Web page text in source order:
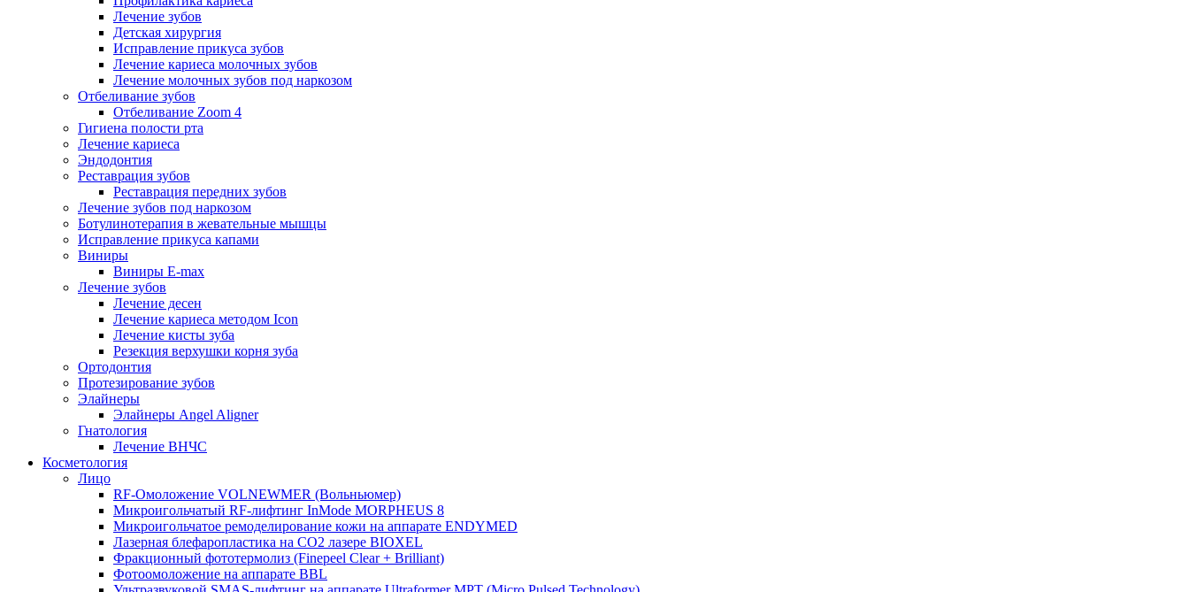
Лечение зубов
Детская хирургия
Исправление прикуса зубов
Лечение кариеса молочных зубов
Лечение молочных зубов под наркозом
Отбеливание зубов
Отбеливание Zoom 4
Гигиена полости рта
Лечение кариеса
Эндодонтия
Реставрация зубов
Реставрация передних зубов
Лечение зубов под наркозом
Ботулинотерапия в жевательные мышцы
Исправление прикуса капами
Виниры
Виниры E-max
Лечение зубов
Лечение десен
Лечение кариеса методом Icon
Лечение кисты зуба
Резекция верхушки корня зуба
Ортодонтия
Протезирование зубов
Элайнеры
Элайнеры Angel Aligner
Гнатология
Лечение ВНЧС
Косметология
Лицо
RF-Омоложение VOLNEWMER (Вольньюмер)
Микроигольчатый RF-лифтинг InMode MORPHEUS 8
Микроигольчатое ремоделирование кожи на аппарате ENDYMED
Лазерная блефаропластика на CO2 лазере BIOXEL
Фракционный фототермолиз (Finepeel Clear + Brilliant)
Фотоомоложение на аппарате BBL